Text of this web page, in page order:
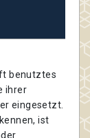
benutztes
ihrer
eingesetzt.
ist